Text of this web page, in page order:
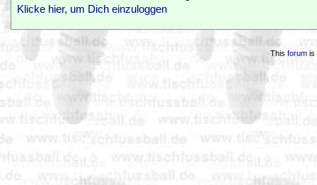
Klicke hier, um Dich einzuloggen
This forumis